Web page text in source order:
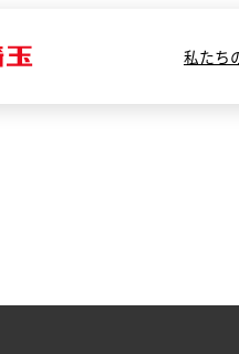
私たち